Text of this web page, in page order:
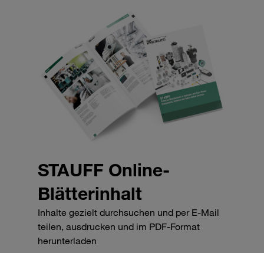
STAUFF Online-
Blätterinhalt
Inhalte gezielt durchsuchen und per E-Mail
teilen, ausdrucken und im PDF-Format
herunterladen